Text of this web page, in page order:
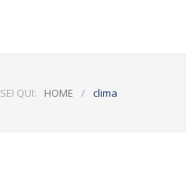
SEI QUI: HOME / clima